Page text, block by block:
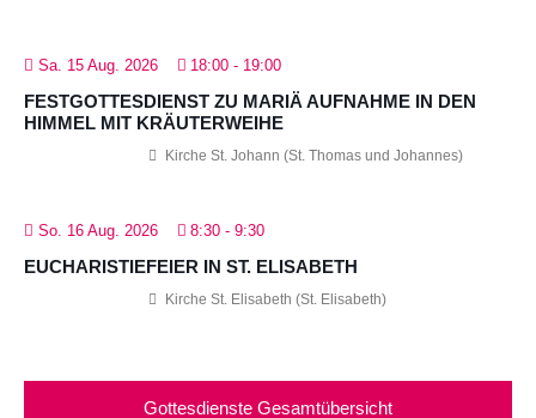
Sa. 15 Aug. 2026 18:00 - 19:00
FESTGOTTESDIENST ZU MARIÄ AUFNAHME IN DEN
HIMMEL MIT KRÄUTERWEIHE
Kirche St. Johann (St. Thomas und Johannes)
So. 16 Aug. 2026 8:30 - 9:30
EUCHARISTIEFEIER IN ST. ELISABETH
Kirche St. Elisabeth (St. Elisabeth)
Gottesdienste Gesamtübersicht